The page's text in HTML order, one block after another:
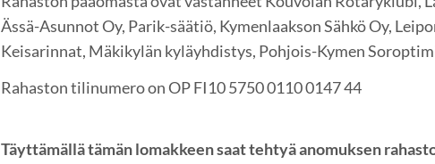
Ässä-Asunnot Oy, Parik-säätiö, Kymenlaakson Sähkö Oy,
Keisarinnat, Mäkikylän kyläyhdistys, Pohjois-Kymen
Rahaston tilinumero on OP FI10 5750 0110 0147 44
Täyttämällä tämän lomakkeen saat tehtyä anomuksen